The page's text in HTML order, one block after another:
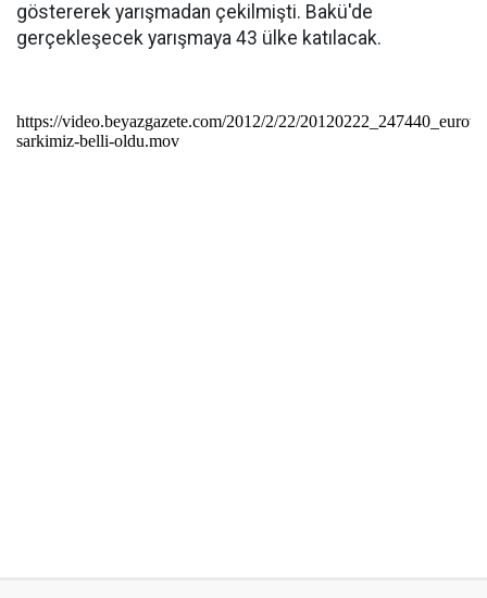
göstererek yarışmadan çekilmişti. Bakü'de
gerçekleşecek yarışmaya 43 ülke katılacak.